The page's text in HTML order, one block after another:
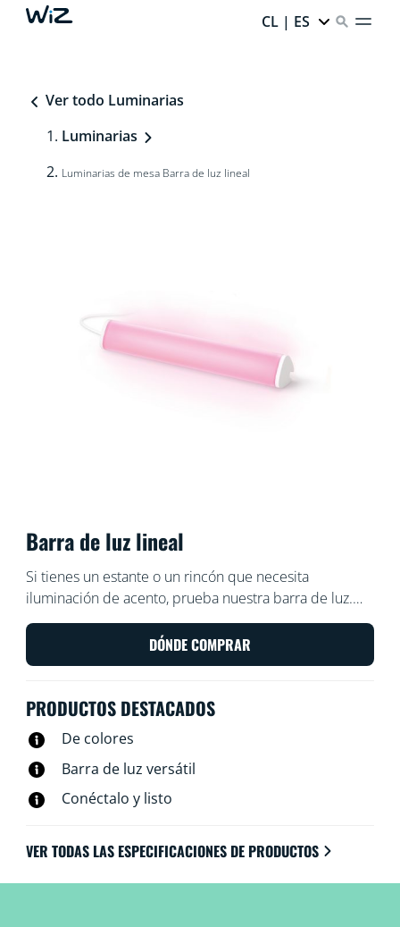
CL | ES
Ver todo Luminarias
Luminarias
Luminarias de mesa Barra de luz lineal
Barra de luz lineal
Si tienes un estante o un rincón que necesita
iluminación de acento, prueba nuestra barra de luz.
Esta barra delgada irradia muchos colores y es fácil de
colocar en espacios pequeños. Basta con inclinarla
sobre uno de sus lados para ajustar el ángulo de la luz.
barra para duplicar el efecto.
DÓNDE COMPRAR
PRODUCTOS DESTACADOS
De colores
Barra de luz versátil
Conéctalo y listo
VER TODAS LAS ESPECIFICACIONES DE PRODUCTOS